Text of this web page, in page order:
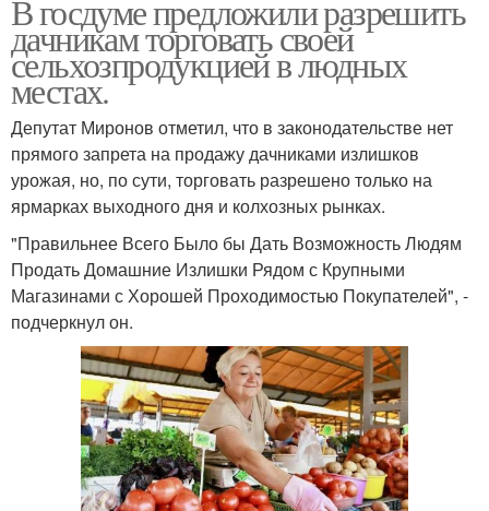
В госдуме предложили разрешить
дачникам торговать своей
сельхозпродукцией в людных
местах.
Депутат Миронов отметил, что в законодательстве нет
прямого запрета на продажу дачниками излишков
урожая, но, по сути, торговать разрешено только на
ярмарках выходного дня и колхозных рынках.
"Правильнее Всего Было бы Дать Возможность Людям
Продать Домашние Излишки Рядом с Крупными
Магазинами с Хорошей Проходимостью Покупателей", -
подчеркнул он.